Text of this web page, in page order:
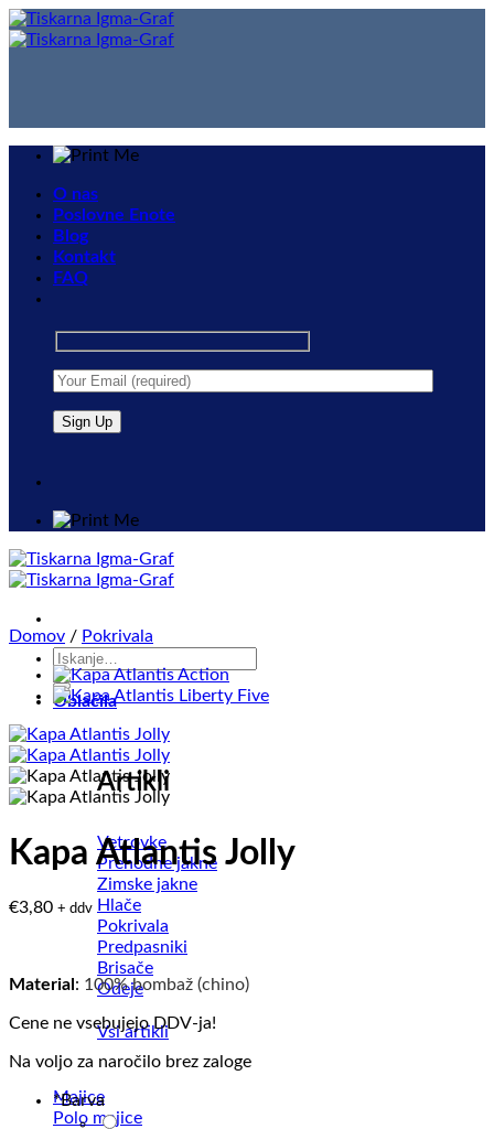
Skip
to
O nas
Poslovne Enote
Blog
Kontakt
FAQ
Išči:
Oblačila
Artikli
Vetrovke
Prehodne jakne
Zimske jakne
Hlače
Pokrivala
Predpasniki
Brisače
Odeje
Vsi artikli
Majice
Polo majice
Domov / Pokrivala
Kapa Atlantis Jolly
€3,80 + ddv
Material : 100% bombaž (chino)
Cene ne vsebujejo DDV-ja!
Na voljo za naročilo brez zaloge
*Barva